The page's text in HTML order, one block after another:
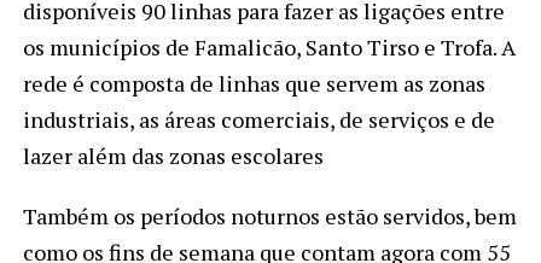
disponíveis 90 linhas para fazer as ligações entre
os municípios de Famalicão, Santo Tirso e Trofa. A
rede é composta de linhas que servem as zonas
industriais, as áreas comerciais, de serviços e de
lazer além das zonas escolares
Também os períodos noturnos estão servidos, bem
como os fins de semana que contam agora com 55